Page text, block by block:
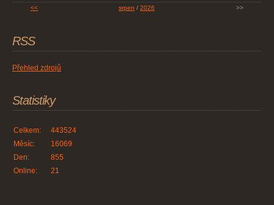
<< srpen / 2026 >>
RSS
Přehled zdrojů
Statistiky
Online: 21
Celkem:
443524
Měsíc:
16069
Den:
855